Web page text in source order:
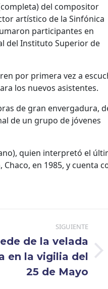
del compositor
artístico de la Sinfónica
participantes en
del Instituto Superior de
por primera vez a
los nuevos asistentes.
de gran envergadura,
de un grupo de jóvenes
quien interpretó el
en 1985, y cuenta
SIGUIENTE
de la velada
en la vigilia del
25 de Mayo